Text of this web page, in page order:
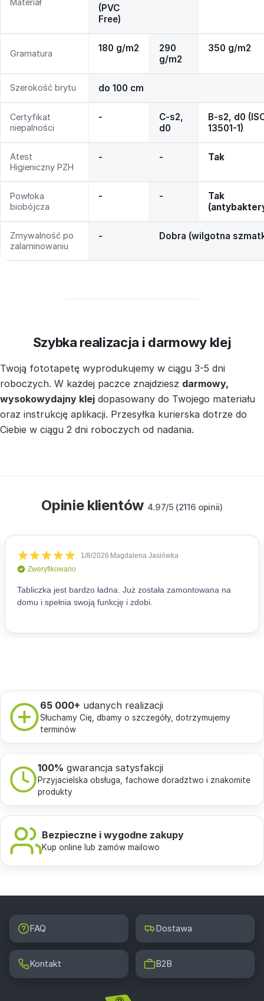
Materiał
(PVC
Free)
Gramatura 180 g/m2
290
g/m2
350 g/m2
Szerokość brytu do 100 cm
Certyfikat
niepalności
-
C-s2,
d0
B-s2, d0
13501-1)
Atest
Higieniczny PZH
- - Tak
Powłoka
biobójcza
- -
Tak
Zmywalność po
zalaminowaniu
- Dobra (wilgotna
Szybka realizacja i darmowy klej
Twoją fototapetę wyprodukujemy w ciągu 3-5 dni
roboczych. W każdej paczce znajdziesz darmowy,
wysokowydajny klej dopasowany do Twojego materiału
oraz instrukcję aplikacji. Przesyłka kurierska dotrze do
Ciebie w ciągu 2 dni roboczych od nadania.
Opinie klientów 4.97/5 (2116 opinii)
65 000+ udanych realizacji
Słuchamy Cię, dbamy o szczegóły, dotrzymujemy
terminów
100% gwarancja satysfakcji
Przyjacielska obsługa, fachowe doradztwo i znakomite
produkty
Bezpieczne i wygodne zakupy
Kup online lub zamów mailowo
FAQ Dostawa
Kontakt B2B